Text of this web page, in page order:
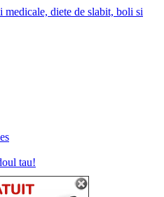
diete de slabit, boli si
tau!